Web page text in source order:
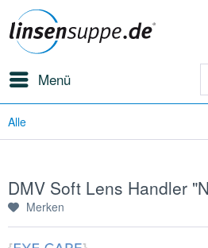
Menü
Alle
DMV Soft Lens Handler
Merken